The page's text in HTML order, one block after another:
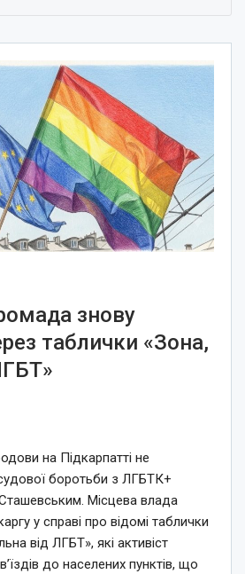
знову
таблички «Зона,
на Підкарпатті не
боротьби з ЛГБТК+
Місцева влада
у справі про відомі таблички
від ЛГБТ», які активіст
до населених пунктів, що